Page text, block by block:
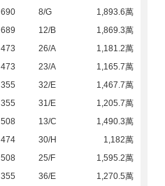
690 8/G
1,893.6萬
689 12/B
1,869.3萬
473 26/A
1,181.2萬
473 23/A
1,165.7萬
355 32/E
1,467.7萬
355 31/E
1,205.7萬
508 13/C
1,490.3萬
474 30/H
1,182萬
508 25/F
1,595.2萬
355 36/E
1,270.5萬